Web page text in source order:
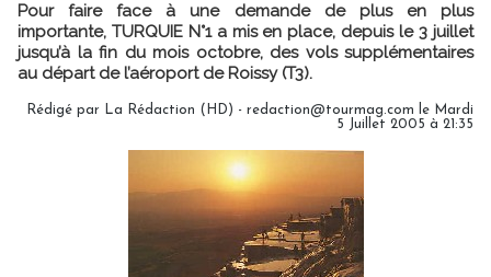
Pour faire face à une demande de plus en plus
importante, TURQUIE N°1 a mis en place, depuis le 3 juillet
jusqu’à la fin du mois octobre, des vols supplémentaires
au départ de l’aéroport de Roissy (T3).
Rédigé par La Rédaction (HD) - redaction@tourmag.com le Mardi
5 Juillet 2005 à 21:35